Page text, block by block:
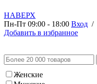
НАВЕРХ
Пн-Пт 09:00 - 18:00 Вход /
Добавить в избранное
Женские